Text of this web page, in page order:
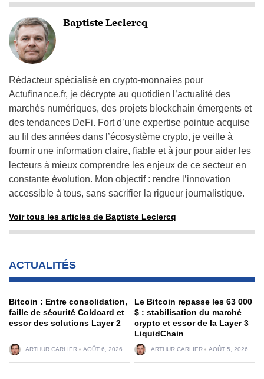
Baptiste Leclercq
Rédacteur spécialisé en crypto-monnaies pour
Actufinance.fr, je décrypte au quotidien l’actualité des
marchés numériques, des projets blockchain émergents et
des tendances DeFi. Fort d’une expertise pointue acquise
au fil des années dans l’écosystème crypto, je veille à
fournir une information claire, fiable et à jour pour aider les
lecteurs à mieux comprendre les enjeux de ce secteur en
constante évolution. Mon objectif : rendre l’innovation
accessible à tous, sans sacrifier la rigueur journalistique.
Voir tous les articles de Baptiste Leclercq
ACTUALITÉS
Bitcoin : Entre consolidation,
faille de sécurité Coldcard et
essor des solutions Layer 2
ARTHUR CARLIER AOÛT 6, 2026
Le Bitcoin repasse les 63 000
$ : stabilisation du marché
crypto et essor de la Layer 3
LiquidChain
ARTHUR CARLIER AOÛT 5, 2026